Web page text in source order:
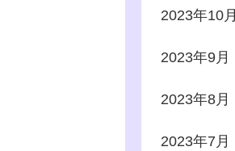
2023年10月
2023年9月
2023年8月
2023年7月